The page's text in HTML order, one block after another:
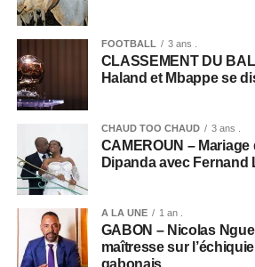
FOOTBALL 3 ans .
CLASSEMENT DU
Haland et Mbappe se
CHAUD TOO CHAUD 3 ans .
CAMEROUN –
Dipanda avec Fernand
A LA UNE 1 an .
GABON – Nicolas
maîtresse sur
gabonais